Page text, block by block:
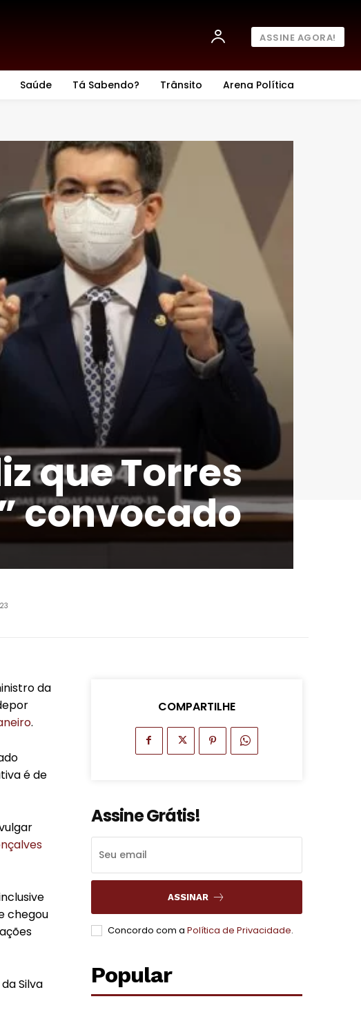
ASSINE AGORA!
Saúde Tá Sabendo? Trânsito Arena Política
que Torres
convocado
da
.
é de
chegou
Silva
COMPARTILHE
Assine Grátis!
ASSINAR
Concordo com a Política de Privacidade.
Popular